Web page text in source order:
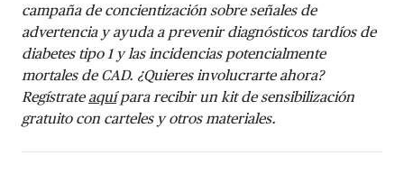
campaña de concientización sobre señales de
advertencia y ayuda a prevenir diagnósticos tardíos de
diabetes tipo 1 y las incidencias potencialmente
mortales de CAD. ¿Quieres involucrarte ahora?
Regístrate aquípara recibir un kit de sensibilización
gratuito con carteles y otros materiales.